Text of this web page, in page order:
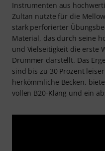
Instrumenten aus
Zultan nutzte für die
stark perforierter
Material, das durch seine
und Vielseitigkeit die erste
Drummer darstellt. Das
sind bis zu 30 Prozent
herkömmliche Becken,
vollen B20-Klang und ein